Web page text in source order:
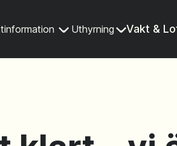
Uthyrning Vakt &